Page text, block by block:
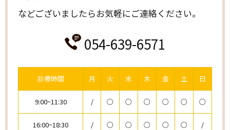
などございましたらお気軽にご連絡ください。
054-639-6571
診療時間 月 火 水 木 金 土 日
9:00~11:30 / ○ ○ ○ ○ ○ ○
16:00~18:30 / ○ ○ ○ ○ ○ /